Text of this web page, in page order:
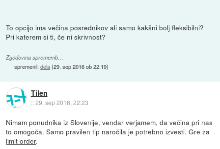
To opcijo ima večina posrednikov ali samo kakšni bolj fleksibilni?
Pri katerem si ti, če ni skrivnost?
Zgodovina sprememb…
spremenil:dela(29. sep 2016 ob 22:19)
Tilen
::29. sep 2016, 22:23
Nimam ponudnika iz Slovenije, vendar verjamem, da večina pri nas
to omogoča. Samo pravilen tip naročila je potrebno izvesti. Gre za
limit order.